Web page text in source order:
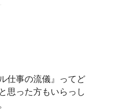
仕事の流儀』ってど
思った方もいらっし